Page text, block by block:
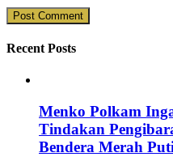
Recent Posts
Menko Polkam
Tindakan
Bendera Merah